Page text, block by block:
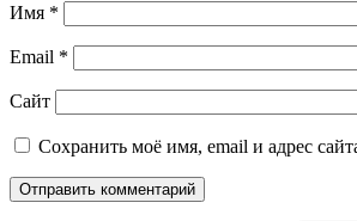
Имя *
Email *
Сайт
Сохранить моё имя, email и адрес